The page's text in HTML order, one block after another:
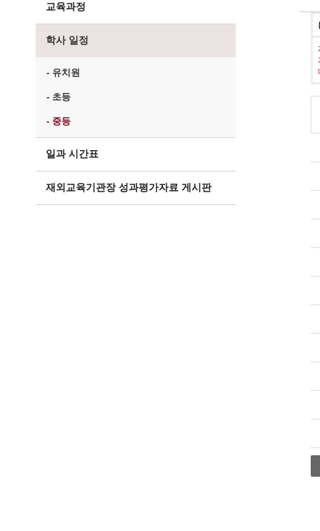
교육과정
학사 일정
- 유치원
- 초등
- 중등
일과 시간표
재외교육기관장 성과평가자료 게시판